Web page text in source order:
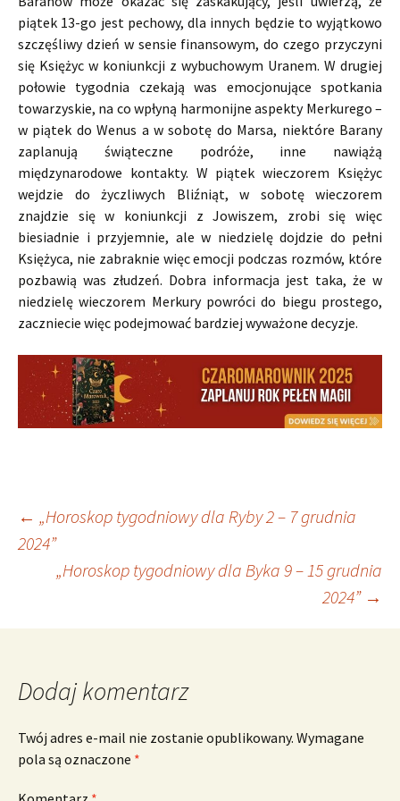
piątek 13-go jest pechowy, dla innych będzie to wyjątkowo
szczęśliwy dzień w sensie finansowym, do czego przyczyni
się Księżyc w koniunkcji z wybuchowym Uranem. W drugiej
połowie tygodnia czekają was emocjonujące spotkania
towarzyskie, na co wpłyną harmonijne aspekty Merkurego –
w piątek do Wenus a w sobotę do Marsa, niektóre Barany
zaplanują świąteczne podróże, inne nawiążą
międzynarodowe kontakty. W piątek wieczorem Księżyc
wejdzie do życzliwych Bliźniąt, w sobotę wieczorem
znajdzie się w koniunkcji z Jowiszem, zrobi się więc
biesiadnie i przyjemnie, ale w niedzielę dojdzie do pełni
Księżyca, nie zabraknie więc emocji podczas rozmów, które
pozbawią was złudzeń. Dobra informacja jest taka, że w
niedzielę wieczorem Merkury powróci do biegu prostego,
zaczniecie więc podejmować bardziej wyważone decyzje.
Nawigacja
wpisu
← „Horoskop tygodniowy dla Ryby 2 – 7 grudnia
2024”
„Horoskop tygodniowy dla Byka 9 – 15 grudnia
2024” →
Dodaj komentarz
Twój adres e-mail nie zostanie opublikowany. Wymagane
pola są oznaczone *